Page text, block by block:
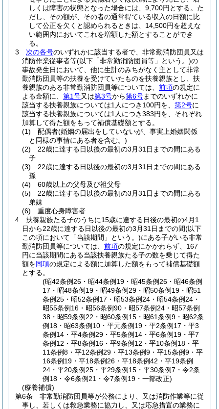
しくは障害の状態となった場合には、9,700円とする。 た
だし、その額が、その者の通常得ている収入の日額に比
して公正を欠くと認められるときは、14,500円を超えな
い範囲内においてこれを増額した額とすることができ
る。
3
次の各号のいずれかに該当する者で、非常勤消防団員又は
消防作業従事者等(以下「非常勤消防団員等」という。)の
事故発生日において、他に生計のみちがなく主として非常
勤消防団員等の扶養を受けていたものを扶養親族とし、扶
養親族のある非常勤消防団員等については、 前項の規定に
よる金額に、 第1号又は第3号から第6号までのいずれかに
該当する扶養親族については1人につき100円を、 第2号に
該当する扶養親族については1人につき383円を、それぞれ
加算して得た額をもって補償基礎額とする。
(1)
配偶者(婚姻の届出をしていないが、事実上婚姻関係
と同様の事情にある者を含む。)
(2)
22歳に達する日以後の最初の3月31日までの間にある
子
(3)
22歳に達する日以後の最初の3月31日までの間にある
孫
(4)
60歳以上の父母及び祖父母
(5)
22歳に達する日以後の最初の3月31日までの間にある
弟妹
(6)
重度心身障害者
4
扶養親族たる子のうちに15歳に達する日後の最初の4月1
日から22歳に達する日以後の最初の3月31日までの間(以下
この項において「当該期間」という。)にある子がいる非常
勤消防団員等については、 前項の規定にかかわらず、167
円に当該期間にある当該扶養親族たる子の数を乗じて得た
額を同項の規定による額に加算した額をもって補償基礎額
とする。
(昭42条例26・昭44条例19・昭45条例26・昭46条例
17・昭48条例19・昭49条例29・昭50条例19・昭51
条例25・昭52条例17・昭53条例24・昭54条例24・
昭55条例16・昭56条例90・昭57条例24・昭57条例
38・昭59条例22・昭60条例15・昭61条例9・昭62条
例18・昭63条例10・平元条例19・平2条例17・平3
条例14・平4条例29・平5条例14・平6条例19・平7
条例12・平8条例16・平9条例12・平10条例18・平
11条例8・平12条例29・平13条例9・平15条例9・平
16条例19・平18条例26・平18条例42・平19条例
24・平20条例25・平29条例15・平30条例7・令2条
例18・令6条例21・令7条例19・一部改正)
(療養補償)
第6条
非常勤消防団員等が公務により、又は消防作業等に従
事し、若しくは救急業務に協力し、又は応急措置の業務に